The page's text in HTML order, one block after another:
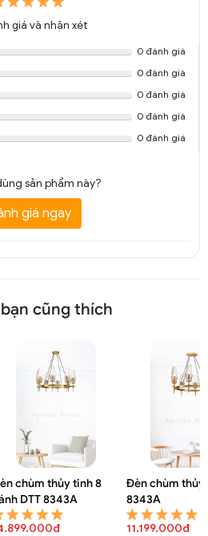
giá và nhận xét
0 đánh giá
0 đánh giá
0 đánh giá
0 đánh giá
0 đánh giá
sản phẩm này?
giá ngay
cũng thích
chùm thủy tinh 8
DTT 8343A
Đèn chùm thủy
8343A
11.199.000đ